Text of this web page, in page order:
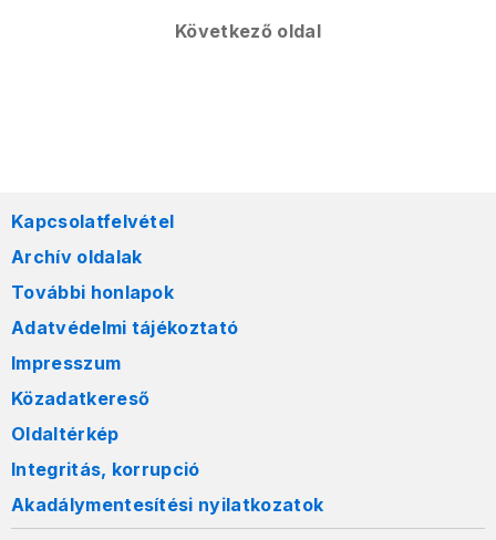
Következő oldal
Kapcsolatfelvétel
Archív oldalak
További honlapok
Adatvédelmi tájékoztató
Impresszum
Közadatkereső
Oldaltérkép
Integritás, korrupció
Akadálymentesítési nyilatkozatok